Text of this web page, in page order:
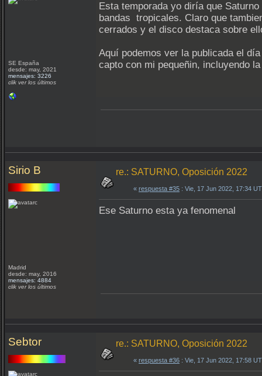
SE España
desde: may, 2021
mensajes: 3226
clik ver los últimos
Esta temporada yo diría que
bandas tropicales. Claro que
cerrados y el disco destaca sobre
Aquí podemos ver la publicada el
capto con mi pequeñin, incluyendo
Sirio B
Madrid
desde: may, 2016
mensajes: 4884
clik ver los últimos
re.: SATURNO, Oposición 2022
« respuesta #35 : Vie, 17 Jun 2022, 17:34
Ese Saturno esta ya fenomenal
Sebtor re.: SATURNO, Oposición 2022
« respuesta #36 : Vie, 17 Jun 2022, 17:58